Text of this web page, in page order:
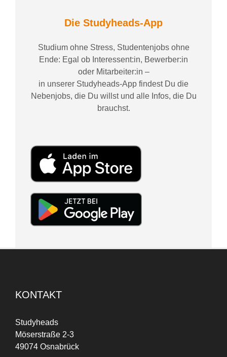
Die Studyheads-App
Studium ohne Stress, Studentenjobs ohne
Ende: Egal ob Interessent:in, Bewerber:in
oder Mitarbeiter:in –
in unserer Studyheads-App findest Du die
Nebenjobs, die Du willst und alle Infos, die Du
brauchst.
KONTAKT
Studyheads
Möserstraße 2-3
49074 Osnabrück